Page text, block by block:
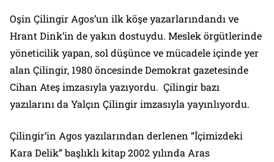
Oşin Çilingir Agos’un ilk köşe yazarlarındandı ve
Hrant Dink’in de yakın dostuydu. Meslek örgütlerinde
yöneticilik yapan, sol düşünce ve mücadele içinde yer
alan Çilingir, 1980 öncesinde Demokrat gazetesinde
Cihan Ateş imzasıyla yazıyordu. Çilingir bazı
yazılarını da Yalçın Çilingir imzasıyla yayınlıyordu.
Çilingir’in Agos yazılarından derlenen “İçimizdeki
Kara Delik” başlıklı kitap 2002 yılında Aras